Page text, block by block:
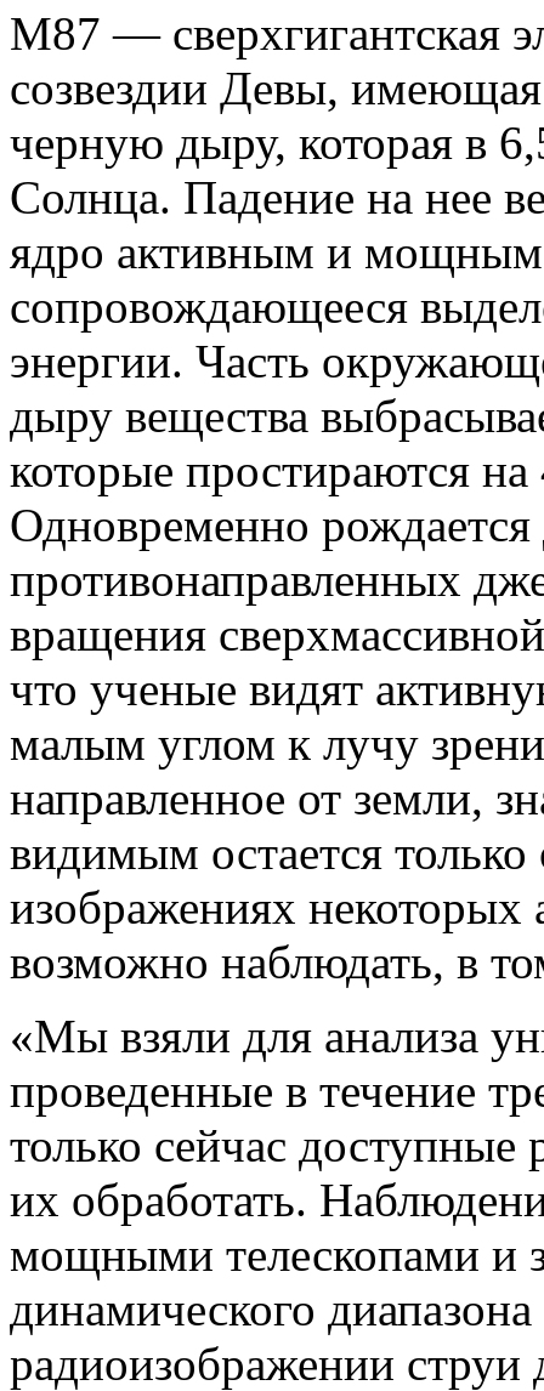
M87 — сверхгигантская
созвездии Девы,
черную дыру, которая в
Солнца. Падение на нее
ядро активным и мощным
сопровождающееся
энергии. Часть
дыру вещества
которые простираются на
Одновременно
противонаправленных
вращения
что ученые видят
малым углом к лучу
направленное от земли,
видимым остается
изображениях некоторых
возможно наблюдать, в
«Мы взяли для анализа
проведенные в течение
только сейчас
их обработать.
мощными телескопами и
динамического
радиоизображении